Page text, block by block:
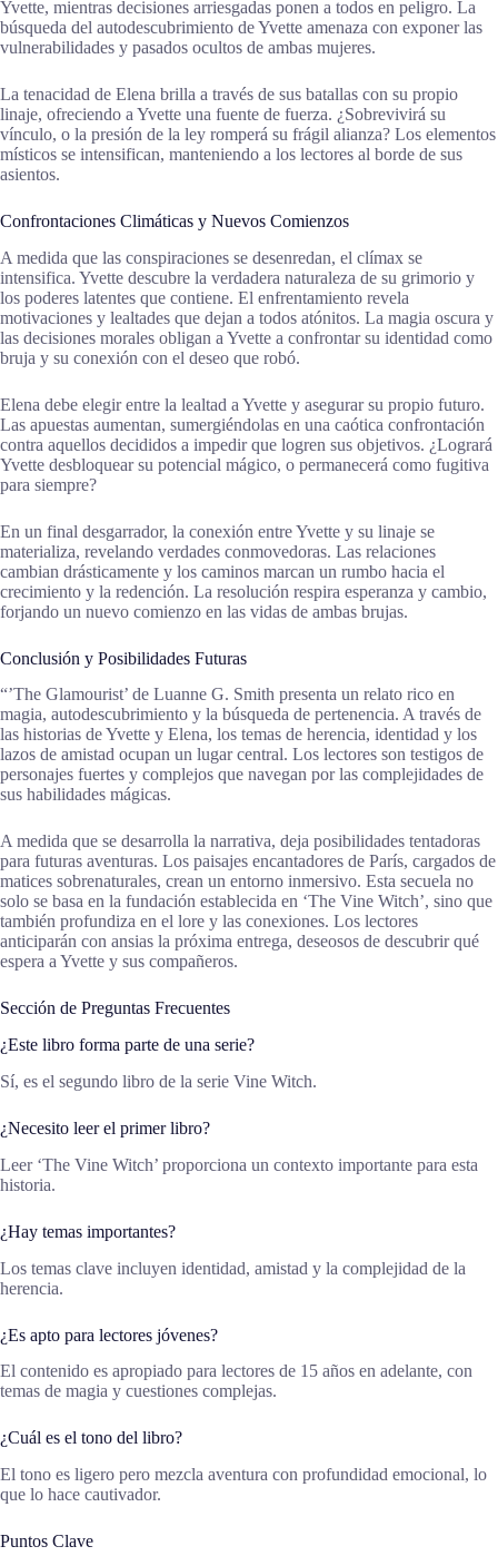
Yvette, mientras decisiones arriesgadas ponen a todos en peligro. La
búsqueda del autodescubrimiento de Yvette amenaza con exponer las
vulnerabilidades y pasados ocultos de ambas mujeres.
La tenacidad de Elena brilla a través de sus batallas con su propio
linaje, ofreciendo a Yvette una fuente de fuerza. ¿Sobrevivirá su
vínculo, o la presión de la ley romperá su frágil alianza? Los elementos
místicos se intensifican, manteniendo a los lectores al borde de sus
asientos.
Confrontaciones Climáticas y Nuevos Comienzos
A medida que las conspiraciones se desenredan, el clímax se
intensifica. Yvette descubre la verdadera naturaleza de su grimorio y
los poderes latentes que contiene. El enfrentamiento revela
motivaciones y lealtades que dejan a todos atónitos. La magia oscura y
las decisiones morales obligan a Yvette a confrontar su identidad como
bruja y su conexión con el deseo que robó.
Elena debe elegir entre la lealtad a Yvette y asegurar su propio futuro.
Las apuestas aumentan, sumergiéndolas en una caótica confrontación
contra aquellos decididos a impedir que logren sus objetivos. ¿Logrará
Yvette desbloquear su potencial mágico, o permanecerá como fugitiva
para siempre?
En un final desgarrador, la conexión entre Yvette y su linaje se
materializa, revelando verdades conmovedoras. Las relaciones
cambian drásticamente y los caminos marcan un rumbo hacia el
crecimiento y la redención. La resolución respira esperanza y cambio,
forjando un nuevo comienzo en las vidas de ambas brujas.
Conclusión y Posibilidades Futuras
“’The Glamourist’ de Luanne G. Smith presenta un relato rico en
magia, autodescubrimiento y la búsqueda de pertenencia. A través de
las historias de Yvette y Elena, los temas de herencia, identidad y los
lazos de amistad ocupan un lugar central. Los lectores son testigos de
personajes fuertes y complejos que navegan por las complejidades de
sus habilidades mágicas.
A medida que se desarrolla la narrativa, deja posibilidades tentadoras
para futuras aventuras. Los paisajes encantadores de París, cargados de
matices sobrenaturales, crean un entorno inmersivo. Esta secuela no
solo se basa en la fundación establecida en ‘The Vine Witch’, sino que
también profundiza en el lore y las conexiones. Los lectores
anticiparán con ansias la próxima entrega, deseosos de descubrir qué
espera a Yvette y sus compañeros.
Sección de Preguntas Frecuentes
¿Este libro forma parte de una serie?
Sí, es el segundo libro de la serie Vine Witch.
¿Necesito leer el primer libro?
Leer ‘The Vine Witch’ proporciona un contexto importante para esta
historia.
¿Hay temas importantes?
Los temas clave incluyen identidad, amistad y la complejidad de la
herencia.
¿Es apto para lectores jóvenes?
El contenido es apropiado para lectores de 15 años en adelante, con
temas de magia y cuestiones complejas.
¿Cuál es el tono del libro?
El tono es ligero pero mezcla aventura con profundidad emocional, lo
que lo hace cautivador.
Puntos Clave